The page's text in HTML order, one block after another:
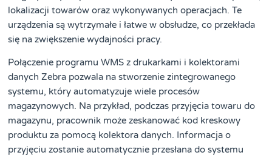
lokalizacji towarów oraz wykonywanych operacjach. Te
urządzenia są wytrzymałe i łatwe w obsłudze, co przekłada
się na zwiększenie wydajności pracy.
Połączenie programu WMS z drukarkami i kolektorami
danych Zebra pozwala na stworzenie zintegrowanego
systemu, który automatyzuje wiele procesów
magazynowych. Na przykład, podczas przyjęcia towaru do
magazynu, pracownik może zeskanować kod kreskowy
produktu za pomocą kolektora danych. Informacja o
przyjęciu zostanie automatycznie przesłana do systemu